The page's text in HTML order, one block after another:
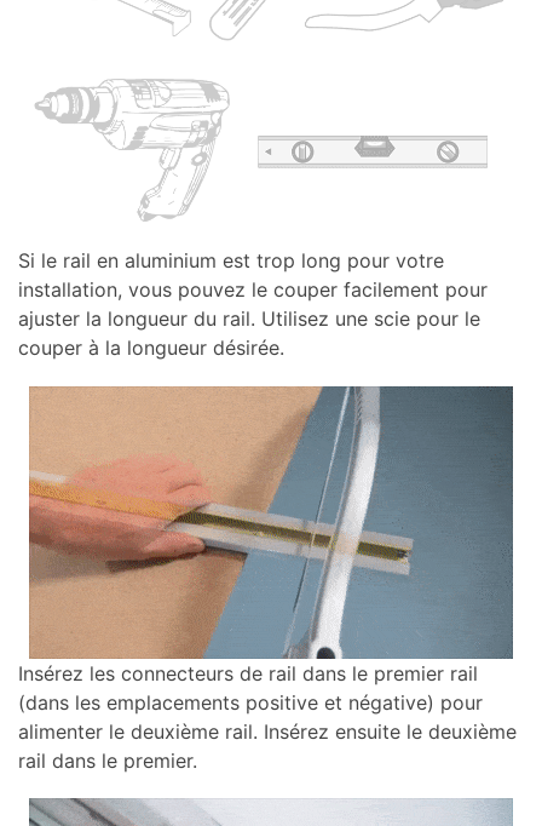
Si le rail en aluminium est trop long pour votre
installation, vous pouvez le couper facilement pour
ajuster la longueur du rail. Utilisez une scie pour le
couper à la longueur désirée.
Insérez les connecteurs de rail dans le premier rail
(dans les emplacements positive et négative) pour
alimenter le deuxième rail. Insérez ensuite le deuxième
rail dans le premier.